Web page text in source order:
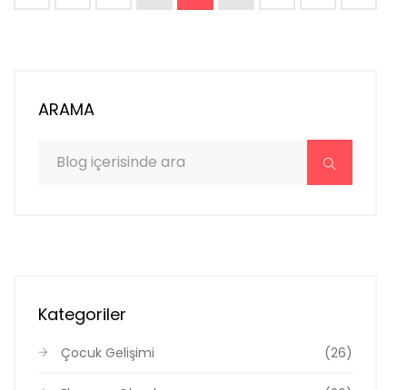
ARAMA
Kategoriler
Çocuk Gelişimi (26)